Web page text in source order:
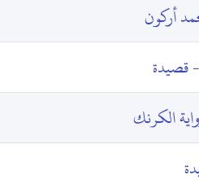
أركون
قصيدة
الكرنك